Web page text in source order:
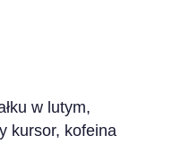
w lutym,
kursor, kofeina